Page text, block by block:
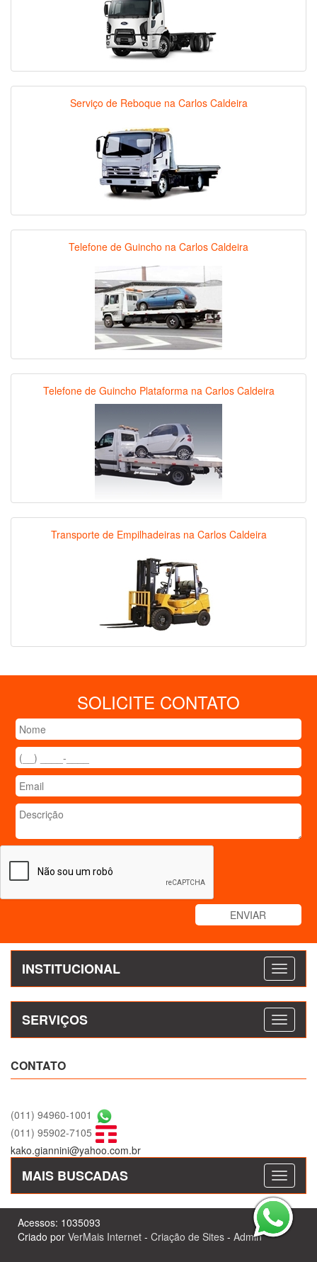
Serviço de Reboque na Carlos Caldeira
Telefone de Guincho na Carlos Caldeira
Telefone de Guincho Plataforma na Carlos Caldeira
Transporte de Empilhadeiras na Carlos Caldeira
SOLICITE CONTATO
INSTITUCIONAL
SERVIÇOS
CONTATO
(011) 94960-1001
(011) 95902-7105
kako.giannini@yahoo.com.br
MAIS BUSCADAS
Acessos: 1035093
Criado por VerMais Internet - Criação de Sites - Admin